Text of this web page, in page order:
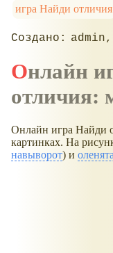
игра Найди отличия
admin
Онлайн игра Найди
Онлайн игра Найди
картинках. На
навыворот) и